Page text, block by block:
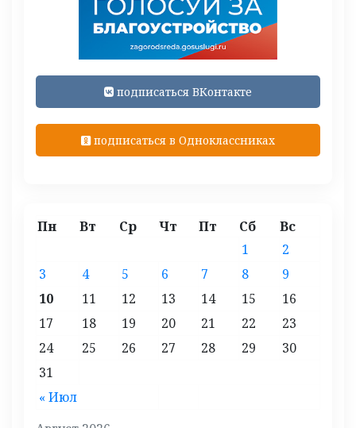
подписаться ВКонтакте
подписаться в Одноклассниках
Пн Вт Ср Чт Пт Сб Вс
« Июл
1
2
3
4 5 6 7 8
9
10
11 12 13 14 15
16
17
18 19 20 21 22
23
24
25 26 27 28 29
30
31